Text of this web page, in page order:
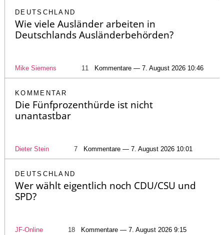
DEUTSCHLAND
Wie viele Ausländer arbeiten in
Deutschlands Ausländerbehörden?
Mike Siemens 11 Kommentare — 7. August 2026 10:46
KOMMENTAR
Die Fünfprozenthürde ist nicht
unantastbar
Dieter Stein 7 Kommentare — 7. August 2026 10:01
DEUTSCHLAND
Wer wählt eigentlich noch CDU/CSU und
SPD?
JF-Online 18 Kommentare — 7. August 2026 9:15